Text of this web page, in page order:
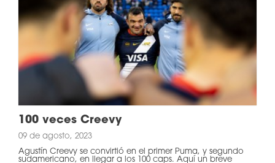
100 veces Creevy
09 de agosto, 2023
Agustín Creevy se convirtió en el primer Puma, y segundo
sudamericano, en llegar a los 100 caps. Aquí un breve